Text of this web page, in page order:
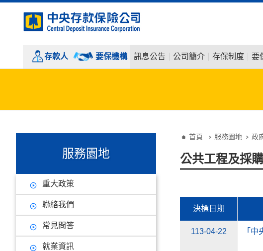
存款人 要保機構 訊息公告 公司簡介 存保制度 要
服務園地
重大政策
聯絡我們
常見問答
就業資訊
首頁 服務園地 政
公共工程及採
決標日期
113-04-22 「